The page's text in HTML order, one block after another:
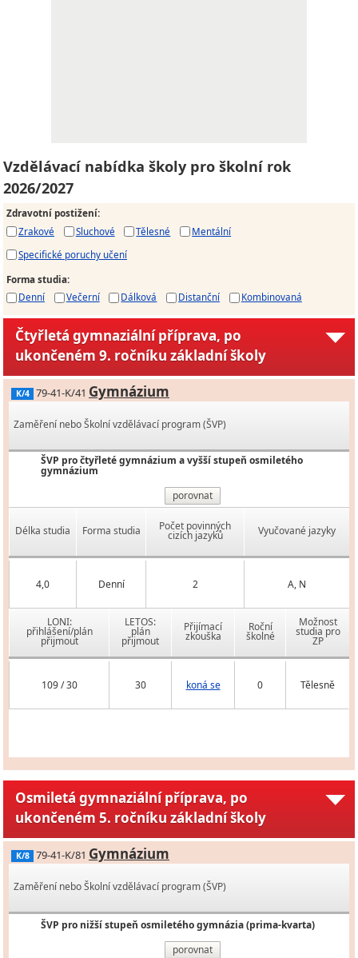
Vzdělávací nabídka školy pro školní rok
2026/2027
Zdravotní postižení:
Zrakové
Sluchové Tělesné
Mentální
Specifické poruchy učení
Forma studia:
Denní
Večerní Dálková Distanční Kombinovaná
Čtyřletá gymnaziální příprava, po
ukončeném 9. ročníku základní školy
K/4 79-41-K/41 Gymnázium
Zaměření nebo Školní vzdělávací program (ŠVP)
ŠVP pro čtyřleté gymnázium a vyšší stupeň osmiletého
gymnázium
porovnat
Délka studia Forma studia Počet povinných
cizích jazyků Vyučované jazyky
4,0 Denní 2 A, N
LONI:
přihlášení/plán
přijmout
LETOS:
plán
přijmout
Přijímací
zkouška
Roční
školné
Možnost
studia pro
ZP
109 / 30 30 koná se 0 Tělesně
Osmiletá gymnaziální příprava, po
ukončeném 5. ročníku základní školy
K/8 79-41-K/81 Gymnázium
Zaměření nebo Školní vzdělávací program (ŠVP)
ŠVP pro nižší stupeň osmiletého gymnázia (prima-kvarta)
porovnat